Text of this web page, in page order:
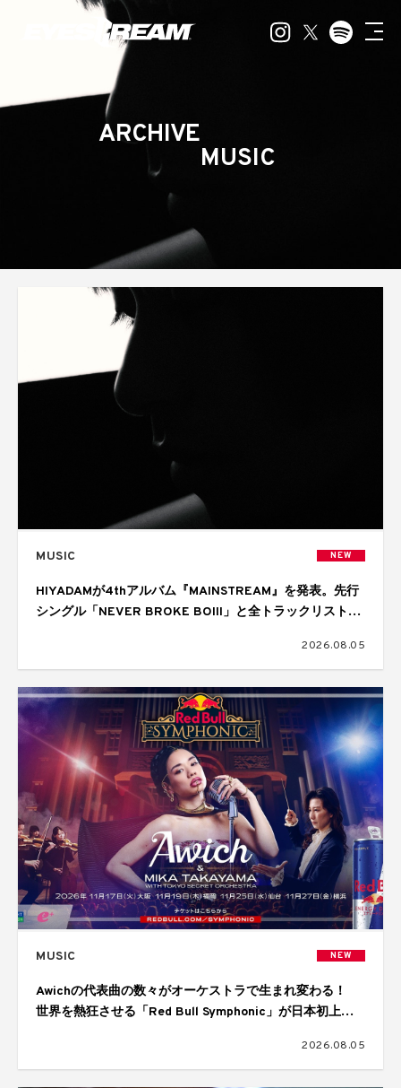
ARCHIVE
MUSIC
MUSIC NEW
HIYADAMが4thアルバム『MAINSTREAM』を発表。先行
シングル「NEVER BROKE BOIII」と全トラックリストを
2026.08.05
MUSIC NEW
Awichの代表曲の数々がオーケストラで生まれ変わる！
世界を熱狂させる「Red Bull Symphonic」が日本初上
2026.08.05